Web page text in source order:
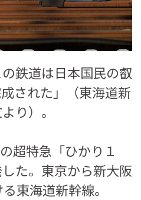
鉄道は日本国民の叡
された」（東海道新
り）。
超特急「ひかり１
た。東京から新大阪
東海道新幹線。